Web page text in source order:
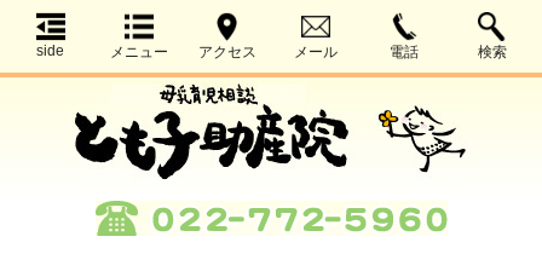
side メニュー アクセス メール 電話 検索